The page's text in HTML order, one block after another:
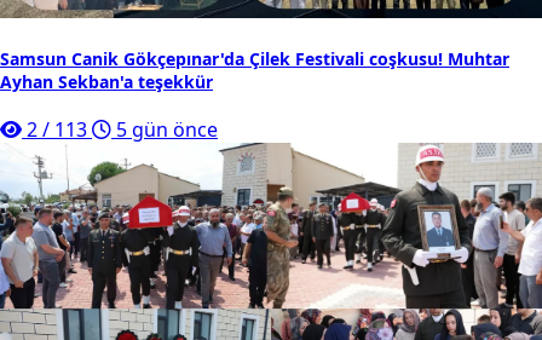
Samsun Canik Gökçepınar'da Çilek Festivali coşkusu! Muhtar
Ayhan Sekban'a teşekkür
2/ 113 5 gün önce